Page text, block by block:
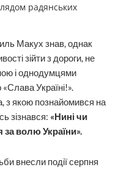
радянських
Макух знав, однак
зійти з дороги, не
і однодумцями
Україні!».
з якою познайомився на
зізнався: «Нині чи
за волю України».
внесли події серпня